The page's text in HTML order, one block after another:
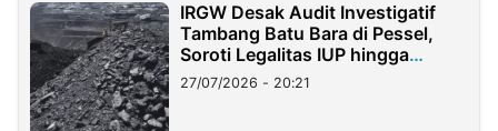
IRGW Desak Audit Investigatif
Tambang Batu Bara di Pessel,
Soroti Legalitas IUP hingga
Stockpile
27/07/2026 - 20:21